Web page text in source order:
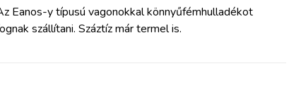
Eanos-y típusú vagonokkal könnyűfémhulladékot
szállítani. Száztíz már termel is.